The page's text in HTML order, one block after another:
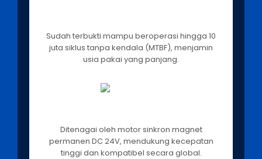
Sudah terbukti mampu beroperasi hingga 10
juta siklus tanpa kendala (MTBF), menjamin
usia pakai yang panjang.
Ditenagai oleh motor sinkron magnet
permanen DC 24V, mendukung kecepatan
tinggi dan kompatibel secara global.